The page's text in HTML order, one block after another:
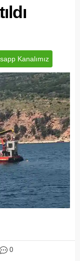
Kanalımız
0